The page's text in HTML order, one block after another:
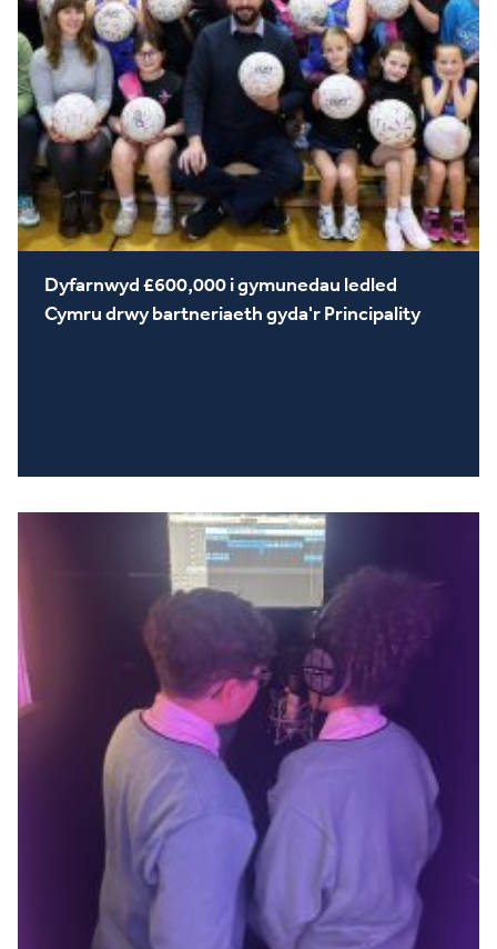
Dyfarnwyd £600,000 i gymunedau ledled
Cymru drwy bartneriaeth gyda'r Principality